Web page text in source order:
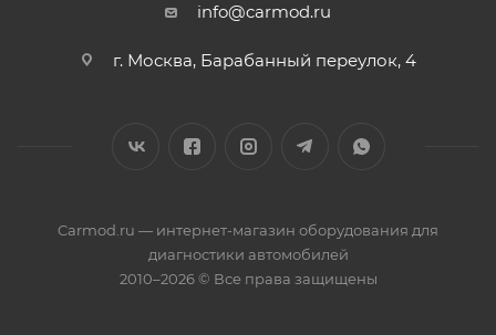
info@carmod.ru
г. Москва, Барабанный переулок, 4
Carmod.ru — интернет-магазин оборудования для
диагностики автомобилей
2010–2026 © Все права защищены